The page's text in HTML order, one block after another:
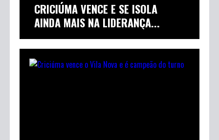
CRICIÚMA VENCE E SE ISOLA
AINDA MAIS NA LIDERANÇA...